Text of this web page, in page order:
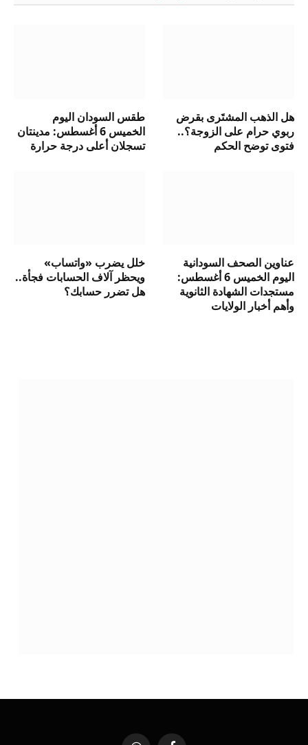
هل الذهب المشتَرى بقرض
ربوي حرام على الزوجة؟..
فتوى توضح الحكم
طقس السودان اليوم
الخميس 6 أغسطس: مدينتان
تسجلان أعلى درجة حرارة
عناوين الصحف السودانية
اليوم الخميس 6 أغسطس:
مستجدات الشهادة الثانوية
وأهم أخبار الولايات
خلل يضرب «واتساب»
ويحظر آلاف الحسابات فجأة..
هل تضرر حسابك؟